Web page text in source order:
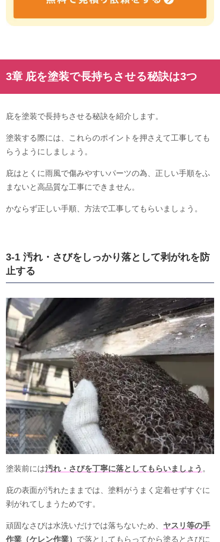
3章 庇を塗装で長持ちさせる秘訣は3つ
庇を塗装で長持ちさせる秘訣を紹介します。
塗装する際には、これらのポイントを押さえて工事しても
らうようにしましょう。
庇はとくに雨風で傷みやすいパーツの為、正しい手順をふ
まないと高品質な工事にできません。
かならず正しい手順、方法で工事してもらいましょう。
3-1 汚れ・さびをしっかり落として剥がれを防
止する
塗装前には汚れ・さびを丁寧に落としてもらいましょう 。
庇の表面が汚れたままでは、塗料がうまく定着せずすぐに
剥がれてしまうためです。
頑固なさびは水洗いだけでは落ちないため、 ヤスリ等の手
作業（ケレン作業） で落としてもらってから塗るとさびに